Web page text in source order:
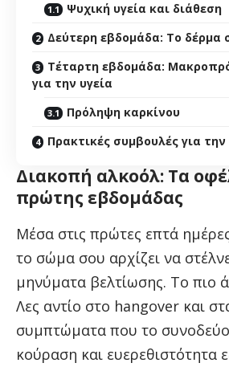
Ψυχική υγεία και διάθεση
Δεύτερη εβδομάδα: Το δέρμα
Τέταρτη εβδομάδα:
για την υγεία
Πρόληψη καρκίνου
Πρακτικές συμβουλές για
Διακοπή αλκοόλ: Τα
πρώτης εβδομάδας
Μέσα στις πρώτες επτά
το σώμα σου αρχίζει να
μηνύματα βελτίωσης. Το πιο
Λες αντίο στο hangover και
συμπτώματα που το
κούραση και ευερεθιστότητα